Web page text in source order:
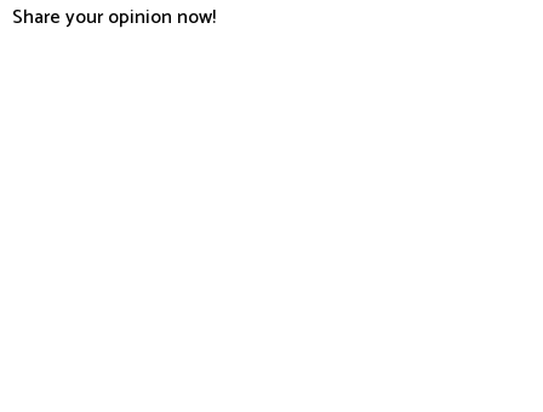
Share your opinion now!